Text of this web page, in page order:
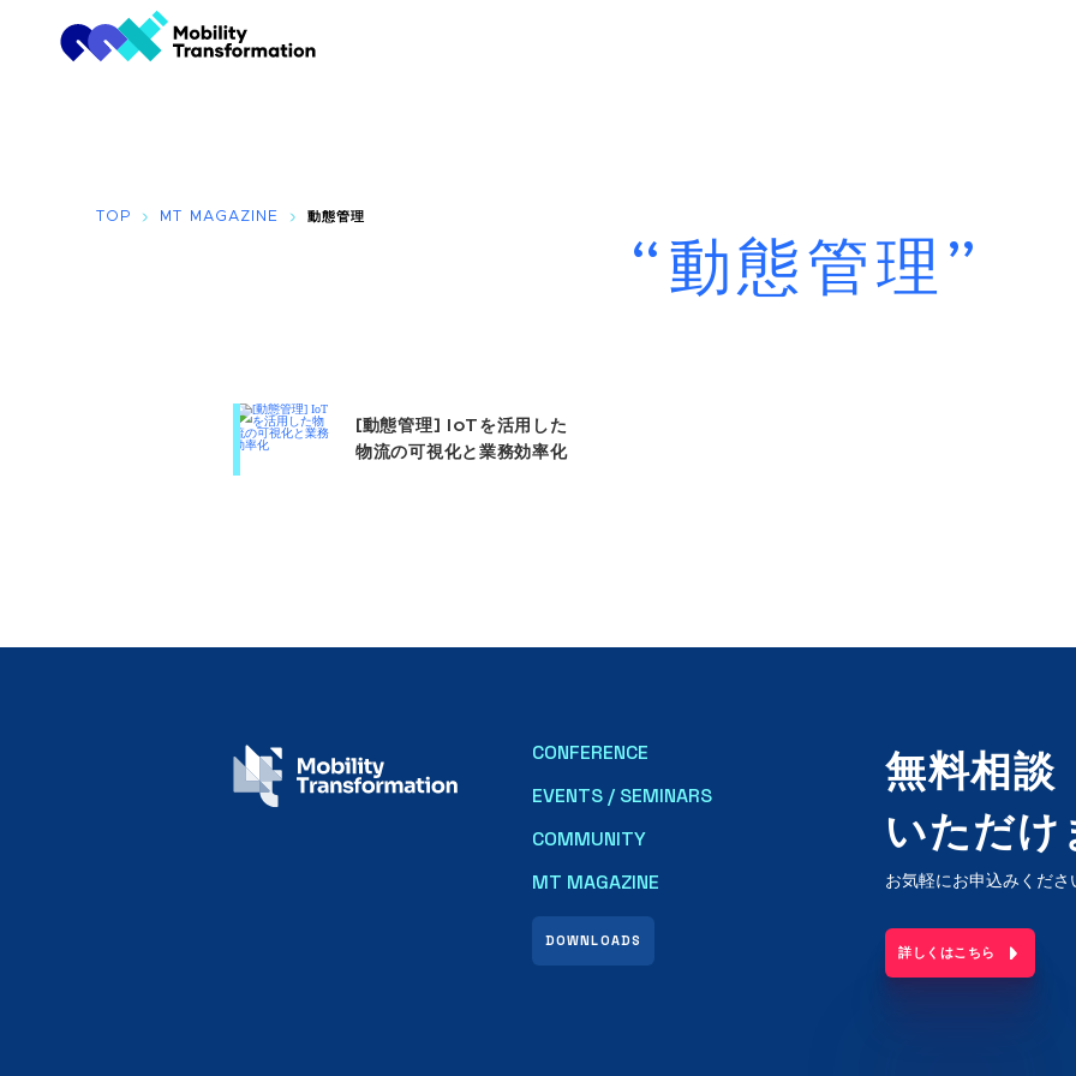
TOP MT MAGAZINE 動態管理
“動態管理”
[動態管理] IoTを活用した
物流の可視化と業務効率化
CONFERENCE
EVENTS / SEMINARS
COMMUNITY
DOWNLOADS
MT MAGAZINE
無料相談
いただけ
お気軽にお申込みくださ
詳しくはこちら